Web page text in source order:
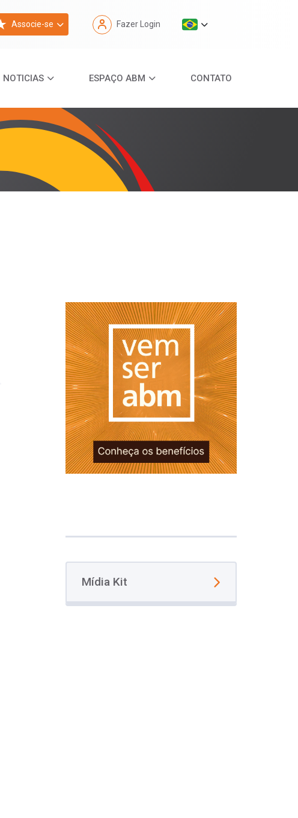
Associe-se Fazer Login
NOTICIAS ESPAÇO ABM CONTATO
Mídia Kit